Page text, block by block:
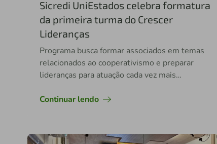
Sicredi UniEstados celebra formatura
da primeira turma do Crescer
Lideranças
Programa busca formar associados em temas
relacionados ao cooperativismo e preparar
lideranças para atuação cada vez mais
Continuar lendo